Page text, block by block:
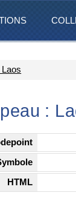
Laos
:
HTML